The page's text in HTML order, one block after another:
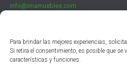
Para brindar las mejores experiencias,
Si retira el consentimiento, es posible que se
características y funciones.
info@imamuebles.com